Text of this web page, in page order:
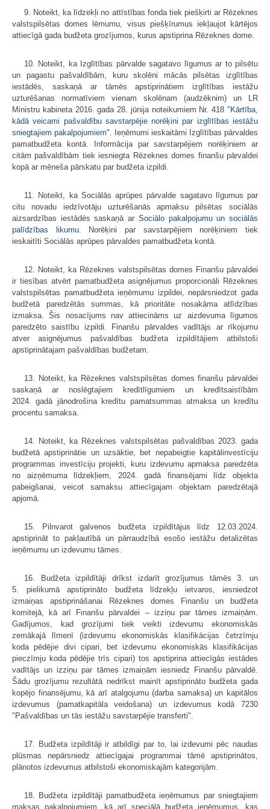
9. Noteikt, ka līdzekļi no attīstības fonda tiek piešķirti ar Rēzeknes
valstspilsētas domes lēmumu, visus piešķīrumus iekļaujot kārtējos
attiecīgā gada budžeta grozījumos, kurus apstiprina Rēzeknes dome.
10. Noteikt, ka Izglītības pārvalde sagatavo līgumus ar to pilsētu
un pagastu pašvaldībām, kuru skolēni mācās pilsētas izglītības
iestādēs, saskaņā ar tāmēs apstiprinātiem izglītības iestāžu
uzturēšanas normatīviem vienam skolēnam (audzēknim) un LR
Ministru kabineta 2016. gada 28. jūnija noteikumiem Nr. 418 "Kārtība,
kādā veicami pašvaldību savstarpējie norēķini par izglītības iestāžu
sniegtajiem pakalpojumiem". Ieņēmumi ieskaitāmi Izglītības pārvaldes
pamatbudžeta kontā. Informācija par savstarpējiem norēķiniem ar
citām pašvaldībām tiek iesniegta Rēzeknes domes finanšu pārvaldei
kopā ar mēneša pārskatu par budžeta izpildi.
11. Noteikt, ka Sociālās aprūpes pārvalde sagatavo līgumus par
citu novadu iedzīvotāju uzturēšanās apmaksu pilsētas sociālās
aizsardzības iestādēs saskaņā ar Sociālo pakalpojumu un sociālās
palīdzības likumu. Norēķini par savstarpējiem norēķiniem tiek
ieskaitīti Sociālās aprūpes pārvaldes pamatbudžeta kontā.
12. Noteikt, ka Rēzeknes valstspilsētas domes Finanšu pārvaldei
ir tiesības atvērt pamatbudžeta asignējumus proporcionāli Rēzeknes
valstspilsētas pamatbudžeta ieņēmumu izpildei, nepārsniedzot gada
budžetā paredzētās summas, kā prioritāte nosakāma atlīdzības
izmaksa. Šis nosacījums nav attiecināms uz aizdevuma līgumos
paredzēto saistību izpildi. Finanšu pārvaldes vadītājs ar rīkojumu
atver asignējumus pašvaldības budžeta izpildītājiem atbilstoši
apstiprinātajam pašvaldības budžetam.
13. Noteikt, ka Rēzeknes valstspilsētas domes finanšu pārvaldei
saskaņā ar noslēgtajiem kredītlīgumiem un kredītsaistībām
2024. gadā jānodrošina kredītu pamatsummas atmaksa un kredītu
procentu samaksa.
14. Noteikt, ka Rēzeknes valstspilsētas pašvaldības 2023. gada
budžetā apstiprinātie un uzsāktie, bet nepabeigtie kapitālinvestīciju
programmas investīciju projekti, kuru izdevumu apmaksa paredzēta
no aizņēmuma līdzekļiem, 2024. gadā finansējami līdz objekta
pabeigšanai, veicot samaksu attiecīgajam objektam paredzētajā
apjomā.
15. Pilnvarot galvenos budžeta izpildītājus līdz 12.03.2024.
apstiprināt to pakļautībā un pārraudzībā esošo iestāžu detalizētas
ieņēmumu un izdevumu tāmes.
16. Budžeta izpildītāji drīkst izdarīt grozījumus tāmēs3. un
5.
pielikumā apstiprināto budžeta līdzekļu ietvaros, iesniedzot
izmaiņas apstiprināšanai Rēzeknes domes Finanšu un budžeta
komitejā, kā arī Finanšu pārvaldei – izziņu par tāmes izmaiņām.
Gadījumos, kad grozījumi tiek veikti izdevumu ekonomiskās
zemākajā līmenī (izdevumu ekonomiskās klasifikācijas četrzīmju
koda pēdējie divi cipari, bet izdevumu ekonomiskās klasifikācijas
pieczīmju koda pēdējie trīs cipari) tos apstiprina attiecīgās iestādes
vadītājs un izziņu par tāmes izmaiņām iesniedz Finanšu pārvaldē.
Šādu grozījumu rezultātā nedrīkst mainīt apstiprināto budžeta gada
kopējo finansējumu, kā arī atalgojumu (darba samaksa) un kapitālos
izdevumus (pamatkapitāla veidošana) un izdevumus kodā 7230
"Pašvaldības un tās iestāžu savstarpējie transferti".
17. Budžeta izpildītāji ir atbildīgi par to, lai izdevumi pēc naudas
plūsmas nepārsniedz attiecīgajai programmai tāmē apstiprinātos,
plānotos izdevumus atbilstoši ekonomiskajām kategorijām.
18. Budžeta izpildītāji pamatbudžeta ieņēmumus par sniegtajiem
maksas pakalpojumiem, kā arī speciālā budžeta ieņēmumus, kas